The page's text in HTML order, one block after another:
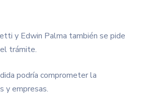
y Edwin Palma también se pide
trámite.
podría comprometer la
y empresas.